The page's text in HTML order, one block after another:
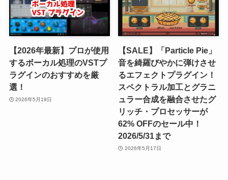
【2026年最新】プロが使用
するボーカル処理のVSTプ
ラグインのおすすめを厳
選！
2026年5月19日
【SALE】「Particle Pie」
音を綺羅びやかに弾けさせ
るエフェクトプラグイン！
スペクトラル加工とグラニ
ュラー合成を融合させたグ
リッチ・プロセッサーが
62% OFFのセール中！
2026/5/31まで
2026年5月17日